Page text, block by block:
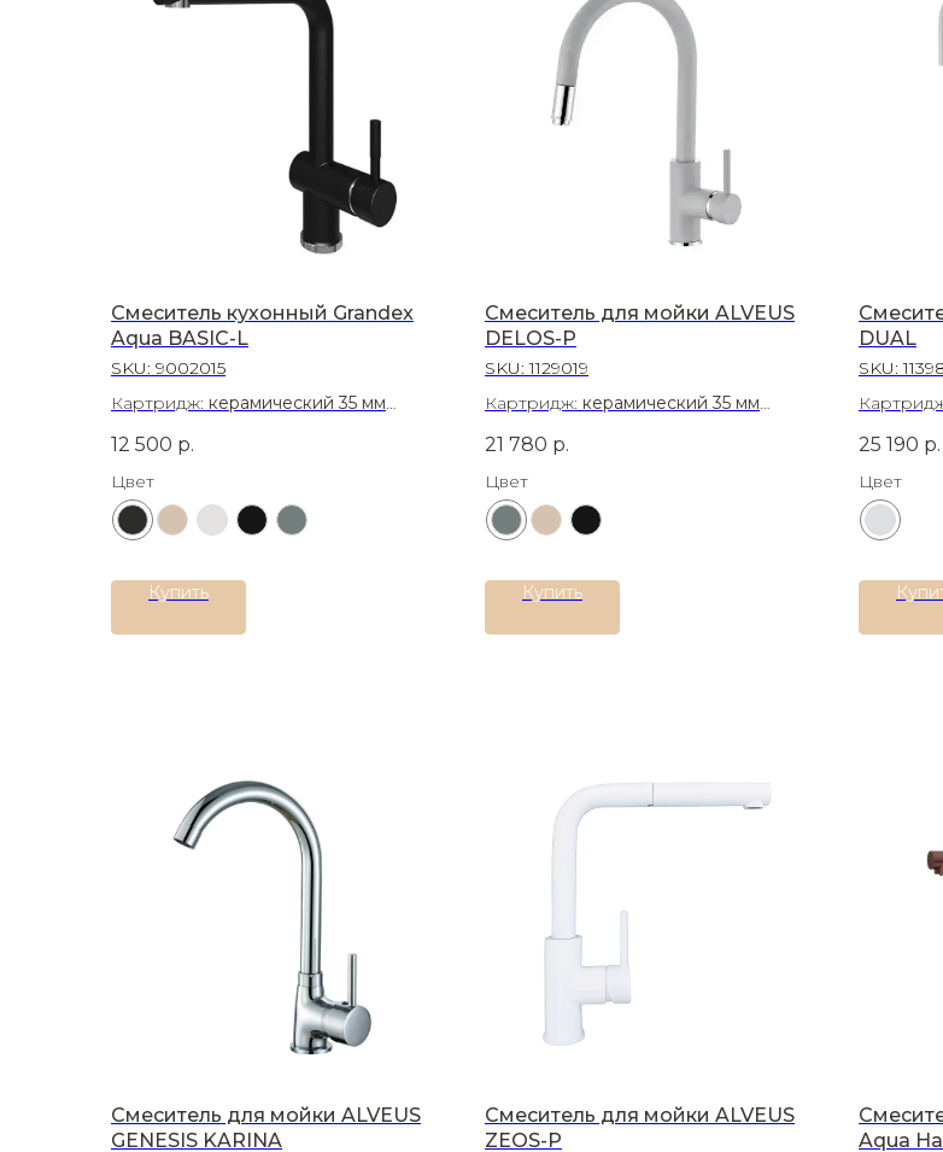
Смеситель кухонный Grandex
Aqua BASIC-L
SKU: 9002015
Картридж: керамический 35 мм
304
12 500 р.
Цвет
Купить
Смеситель для мойки ALVEUS
DELOS-P
SKU:1129019
Картридж: керамический 35 мм
21 780 р.
Цвет
Купить
DUAL
SKU:
25 190 р.
Цвет
Смеситель для мойки ALVEUS
GENESIS KARINA
Смеситель для мойки ALVEUS
ZEOS-P
Aqua